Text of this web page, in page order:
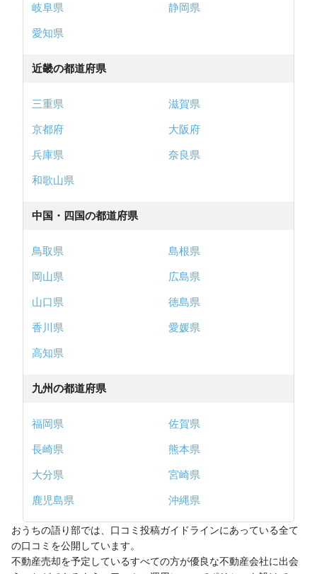
岐阜県
静岡県
愛知県
近畿の都道府県
三重県
滋賀県
京都府
大阪府
兵庫県
奈良県
和歌山県
中国・四国の都道府県
鳥取県
島根県
岡山県
広島県
山口県
徳島県
香川県
愛媛県
高知県
九州の都道府県
福岡県
佐賀県
長崎県
熊本県
大分県
宮崎県
鹿児島県
沖縄県
おうちの語り部では、口コミ投稿ガイドラインにあっている全て
の口コミを公開しています。
不動産売却を予定しているすべての方が優良な不動産会社に出会